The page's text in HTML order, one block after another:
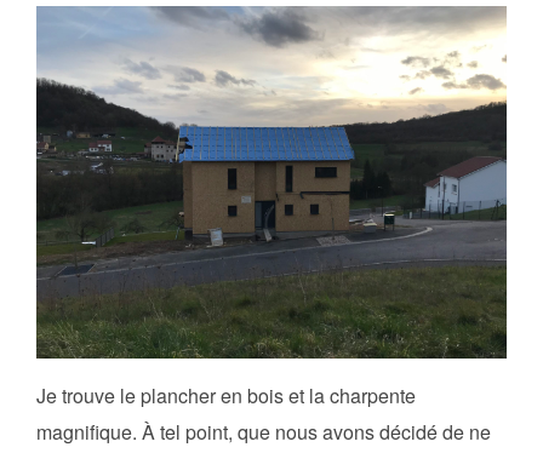
Je trouve le plancher en bois et la charpente
magnifique. À tel point, que nous avons décidé de ne